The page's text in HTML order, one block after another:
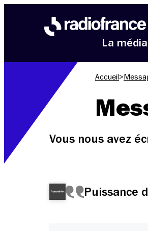
La
Accueil >
Vous nous avez
Puissance